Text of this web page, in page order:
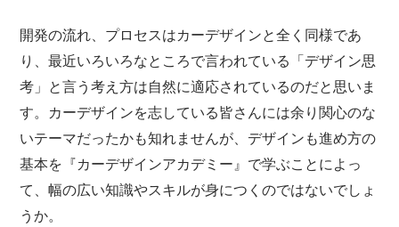
開発の流れ、プロセスはカーデザインと全く同様であ
り、最近いろいろなところで言われている「デザイン思
考」と言う考え方は自然に適応されているのだと思いま
す。カーデザインを志している皆さんには余り関心のな
いテーマだったかも知れませんが、デザインも進め方の
基本を『カーデザインアカデミー』で学ぶことによっ
て、幅の広い知識やスキルが身につくのではないでしょ
うか。